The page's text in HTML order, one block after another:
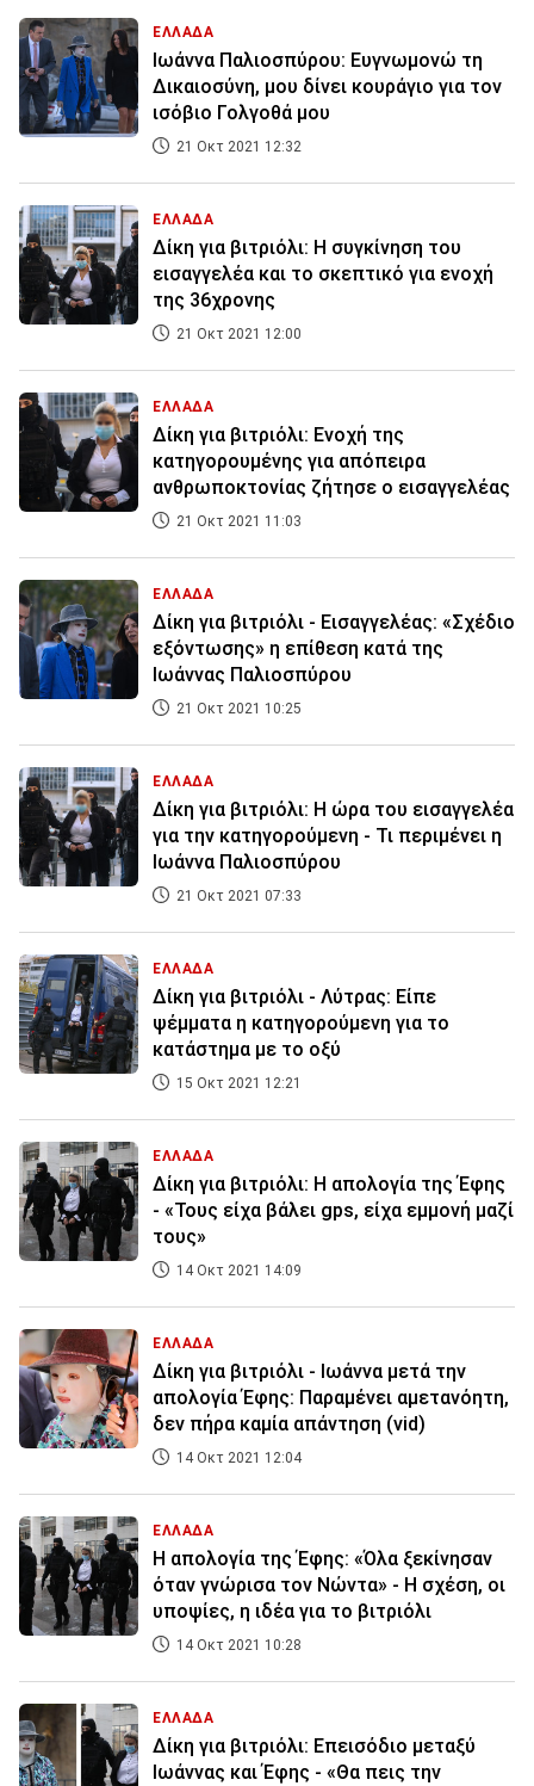
ΕΛΛΑΔΑ
Ιωάννα Παλιοσπύρου: Ευγνωμονώ τη
Δικαιοσύνη, μου δίνει κουράγιο για τον
ισόβιο Γολγοθά μου
21 Οκτ 2021 12:32
ΕΛΛΑΔΑ
Δίκη για βιτριόλι: Η συγκίνηση του
εισαγγελέα και το σκεπτικό για ενοχή
της 36χρονης
21 Οκτ 2021 12:00
ΕΛΛΑΔΑ
Δίκη για βιτριόλι: Ενοχή της
κατηγορουμένης για απόπειρα
ανθρωποκτονίας ζήτησε ο εισαγγελέας
21 Οκτ 2021 11:03
ΕΛΛΑΔΑ
Δίκη για βιτριόλι - Εισαγγελέας: «Σχέδιο
εξόντωσης» η επίθεση κατά της
Ιωάννας Παλιοσπύρου
21 Οκτ 2021 10:25
ΕΛΛΑΔΑ
Δίκη για βιτριόλι: Η ώρα του εισαγγελέα
για την κατηγορούμενη - Τι περιμένει η
Ιωάννα Παλιοσπύρου
21 Οκτ 2021 07:33
ΕΛΛΑΔΑ
Δίκη για βιτριόλι - Λύτρας: Είπε
ψέμματα η κατηγορούμενη για το
κατάστημα με το οξύ
15 Οκτ 2021 12:21
ΕΛΛΑΔΑ
Δίκη για βιτριόλι: Η απολογία της Έφης
- «Τους είχα βάλει gps, είχα εμμονή μαζί
τους»
14 Οκτ 2021 14:09
ΕΛΛΑΔΑ
Δίκη για βιτριόλι - Ιωάννα μετά την
απολογία Έφης: Παραμένει αμετανόητη,
δεν πήρα καμία απάντηση (vid)
14 Οκτ 2021 12:04
ΕΛΛΑΔΑ
Η απολογία της Έφης: «Όλα ξεκίνησαν
όταν γνώρισα τον Νώντα» - Η σχέση, οι
υποψίες, η ιδέα για το βιτριόλι
14 Οκτ 2021 10:28
ΕΛΛΑΔΑ
Δίκη για βιτριόλι: Επεισόδιο μεταξύ
Ιωάννας και Έφης - «Θα πεις την